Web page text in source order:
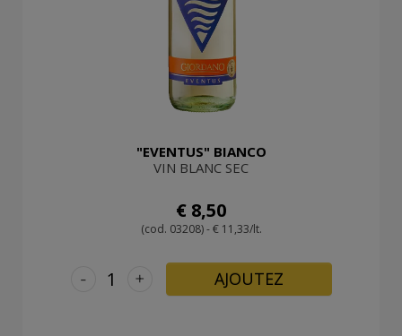
"EVENTUS" BIANCO
VIN BLANC SEC
€ 8,50
(cod. 03208) - € 11,33/lt.
+
- AJOUTEZ